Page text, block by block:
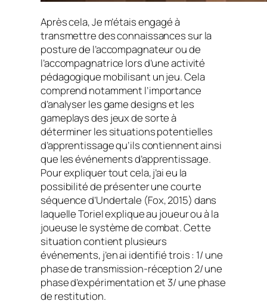
Après cela, Je m’étais engagé à
transmettre des connaissances sur la
posture de l’accompagnateur ou de
l’accompagnatrice lors d’une activité
pédagogique mobilisant un jeu. Cela
comprend notamment l’importance
d’analyser lesgame designset les
gameplaysdes jeux de sorte à
déterminer les situations potentielles
d’apprentissage qu’ils contiennent ainsi
que les événements d’apprentissage.
Pour expliquer tout cela, j’ai eu la
possibilité de présenter une courte
séquence d’Undertale (Fox, 2015) dans
laquelle Toriel explique au joueur ou à la
joueuse le système de combat. Cette
situation contient plusieurs
événements, j’en ai identifié trois : 1/ une
phase de transmission-réception 2/ une
phase d’expérimentation et 3/ une phase
de restitution.